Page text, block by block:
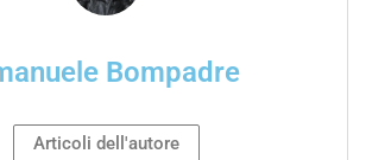
Bompadre
Articoli dell'autore